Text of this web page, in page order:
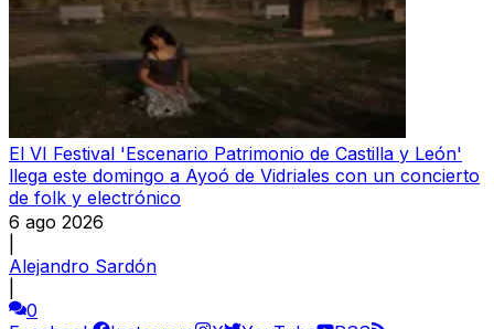
El VI Festival 'Escenario Patrimonio de Castilla y León'
llega este domingo a Ayoó de Vidriales con un concierto
de folk y electrónico
6 ago 2026
Alejandro Sardón
0